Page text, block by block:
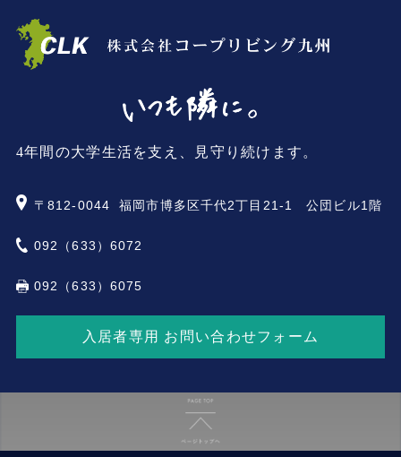
4年間の大学生活を支え、見守り続けます。
〒812-0044 福岡市博多区千代2丁目21-1 公団ビル1階
092（633）6072
092（633）6075
入居者専用 お問い合わせフォーム